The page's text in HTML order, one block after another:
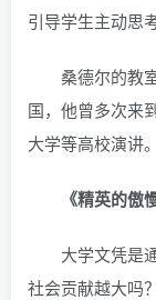
引导学生主动思
桑德尔的教
国，他曾多次来
大学等高校演讲。
《精英的傲
大学文凭是
社会贡献越大吗